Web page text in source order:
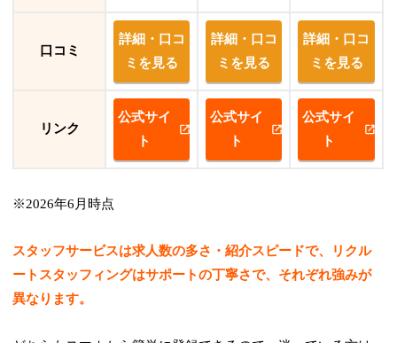
口コミ
詳細・口コ
ミを見る
詳細・口コ
ミを見る
詳細・口コ
ミを見る
リンク
公式サイ
ト
公式サイ
ト
公式サイ
ト
※2026年6月時点
スタッフサービスは求人数の多さ・紹介スピードで、リクル
ートスタッフィングはサポートの丁寧さで、それぞれ強みが
異なります。